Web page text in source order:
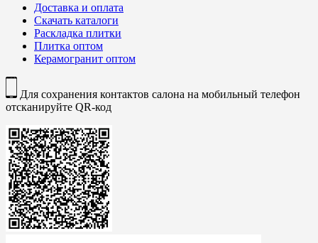
Доставка и оплата
Скачать каталоги
Раскладка плитки
Плитка оптом
Керамогранит оптом
Для сохранения контактов салона на мобильный телефон
отсканируйте QR-код